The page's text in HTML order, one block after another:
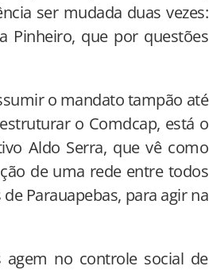
ser mudada duas vezes:
Pinheiro, que por questões
o mandato tampão até
o Comdcap, está o
Aldo Serra, que vê como
de uma rede entre todos
Parauapebas, para agir na
agem no controle social de